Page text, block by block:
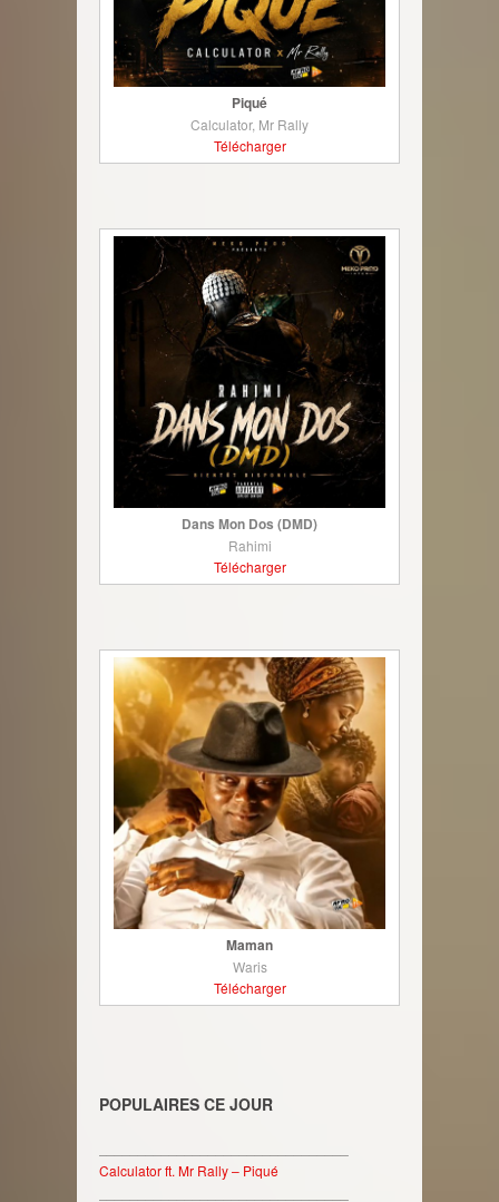
Piqué
Calculator, Mr Rally
Télécharger
Dans Mon Dos (DMD)
Rahimi
Télécharger
Maman
Waris
Télécharger
POPULAIRES CE JOUR
Calculator ft. Mr Rally – Piqué